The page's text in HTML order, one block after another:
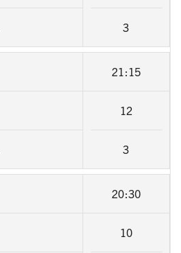
3
21:15
12
3
20:30
10